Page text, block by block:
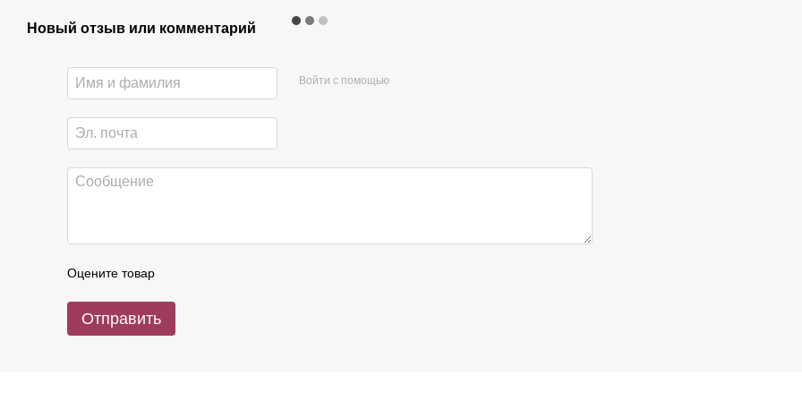
Новый отзыв или комментарий
Войти с помощью
Оцените товар
Отправить